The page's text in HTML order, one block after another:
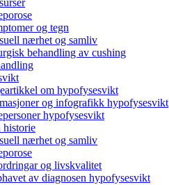
og tegn
nærhet og samliv
behandling av cushing
om hypofysesvikt
og infografikk hypofysesvikt
hypofysesvikt
nærhet og samliv
og livskvalitet
av diagnosen hypofysesvikt